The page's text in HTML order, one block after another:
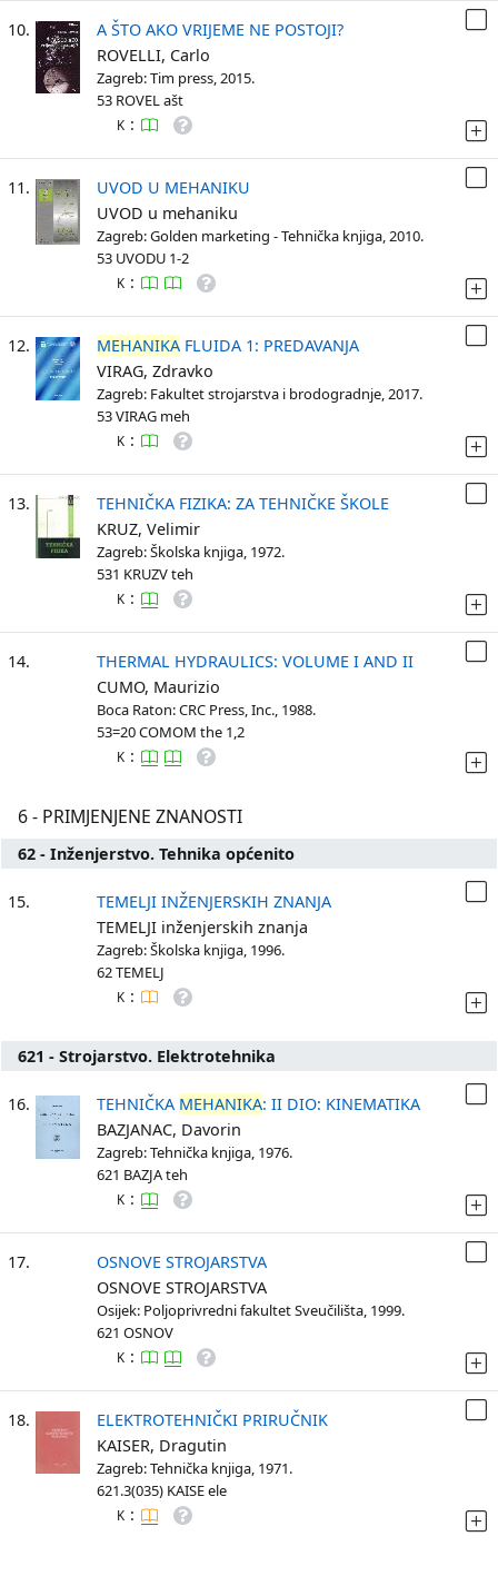
10.
A ŠTO AKO VRIJEME NE POSTOJI?
ROVELLI, Carlo
Zagreb: Tim press, 2015.
53 ROVEL ašt
K :
11.
UVOD U MEHANIKU
UVOD u mehaniku
Zagreb: Golden marketing - Tehnička knjiga, 2010.
53 UVODU 1-2
K :
12. MEHANIKA FLUIDA 1: PREDAVANJA
VIRAG, Zdravko
Zagreb: Fakultet strojarstva i brodogradnje, 2017.
53 VIRAG meh
K :
13.
TEHNIČKA FIZIKA: ZA TEHNIČKE ŠKOLE
KRUZ, Velimir
Zagreb: Školska knjiga, 1972.
531 KRUZV teh
K :
14.
THERMAL HYDRAULICS: VOLUME I AND II
CUMO, Maurizio
Boca Raton: CRC Press, Inc., 1988.
53=20 COMOM the 1,2
K :
6 - PRIMJENJENE ZNANOSTI
62 - Inženjerstvo. Tehnika općenito
15.
TEMELJI INŽENJERSKIH ZNANJA
TEMELJI inženjerskih znanja
Zagreb: Školska knjiga, 1996.
62 TEMELJ
K :
621 - Strojarstvo. Elektrotehnika
16. TEHNIČKA MEHANIKA: II DIO: KINEMATIKA
BAZJANAC, Davorin
Zagreb: Tehnička knjiga, 1976.
621 BAZJA teh
K :
17.
OSNOVE STROJARSTVA
OSNOVE STROJARSTVA
Osijek: Poljoprivredni fakultet Sveučilišta, 1999.
621 OSNOV
K :
18.
ELEKTROTEHNIČKI PRIRUČNIK
KAISER, Dragutin
Zagreb: Tehnička knjiga, 1971.
621.3(035) KAISE ele
K :